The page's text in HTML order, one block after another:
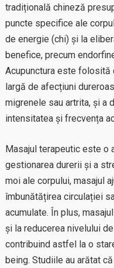
tradițională chineză
puncte specifice ale
de energie (chi) și la
benefice, precum
Acupunctura este folosită
largă de afecțiuni
migrenele sau artrita, și a
intensitatea și frecvența
Masajul terapeutic este o
gestionarea durerii și a
moi ale corpului, masajul
îmbunătățirea circulației
acumulate. În plus,
și la reducerea nivelului
contribuind astfel la o
being. Studiile au arătat